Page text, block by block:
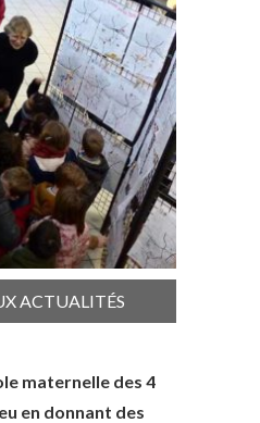
ACTUALITÉS
maternelle des 4
en donnant des